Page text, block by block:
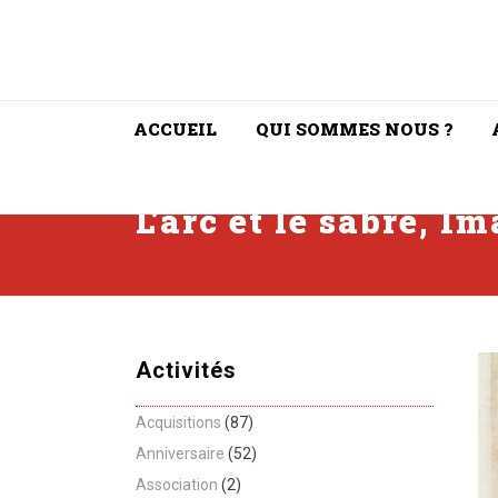
ACCUEIL QUI SOMMES NOUS ?
L’arc et le sabre,
Activités
Acquisitions (87)
Anniversaire (52)
Association (2)